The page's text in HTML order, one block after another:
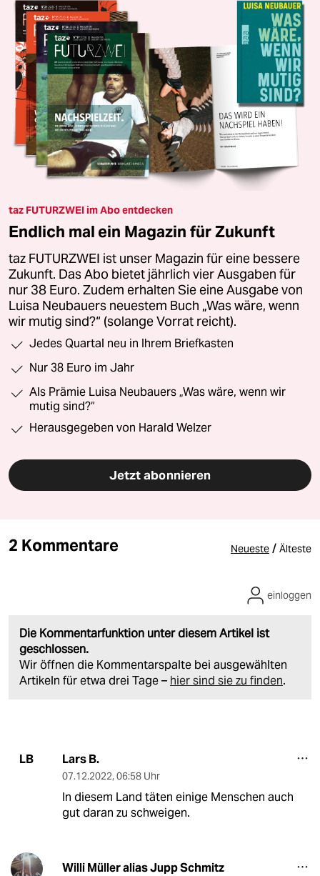
taz FUTURZWEI im Abo entdecken
Endlich mal ein Magazin für Zukunft
taz FUTURZWEI ist unser Magazin für eine bessere
Zukunft. Das Abo bietet jährlich vier Ausgaben für
nur 38 Euro. Zudem erhalten Sie eine Ausgabe von
Luisa Neubauers neuestem Buch „Was wäre, wenn
wir mutig sind?“ (solange Vorrat reicht).
Jedes Quartal neu in Ihrem Briefkasten
Nur 38 Euro im Jahr
Als Prämie Luisa Neubauers „Was wäre, wenn wir
mutig sind?“
Herausgegeben von Harald Welzer
Jetzt abonnieren
2 Kommentare Neueste / Älteste
Die Kommentarfunktion unter diesem Artikel ist
geschlossen.
Wir öffnen die Kommentarspalte bei ausgewählten
Artikeln für etwa drei Tage – hier sind sie zu finden.
einloggen
LB Lars B.
07.12.2022, 06:58 Uhr
In diesem Land täten einige Menschen auch
gut daran zu schweigen.
Willi Müller alias Jupp Schmitz